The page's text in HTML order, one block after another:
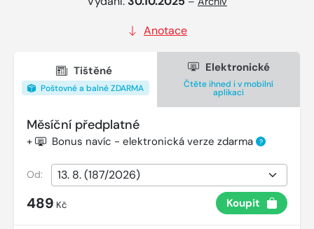
Anotace
Tištěné
Poštovné a balné ZDARMA
Elektronické
Čtěte ihned i v mobilní
aplikaci
Měsíční předplatné
+ Bonus navíc - elektronická verze zdarma ?
Od:
489 Kč Koupit